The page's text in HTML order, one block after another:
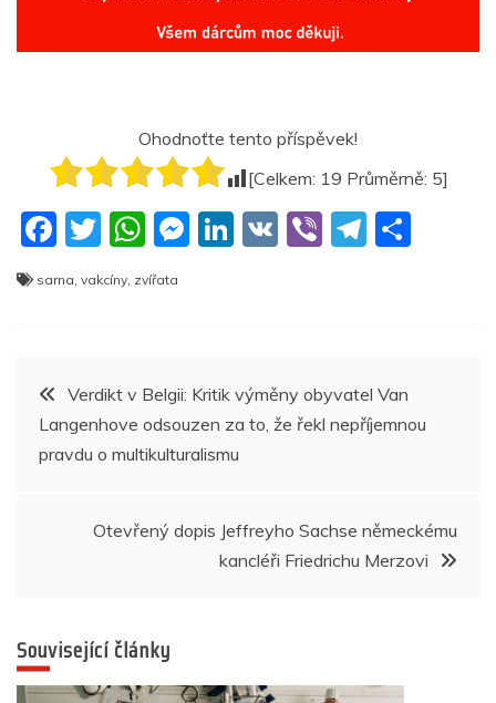
Ohodnoťte tento příspěvek!
[Celkem: 19 Průměrně: 5]
F
o
o
T
w
itt
W
h
p
p
M
g
er
Li
n
V
Vi T
m
sarna, vakcíny, zvířata
Navigace
pro
Verdikt v Belgii: Kritik výměny obyvatel Van
Langenhove odsouzen za to, že řekl nepříjemnou
pravdu o multikulturalismu
Otevřený dopis Jeffreyho Sachse německému
kancléři Friedrichu Merzovi
Související články